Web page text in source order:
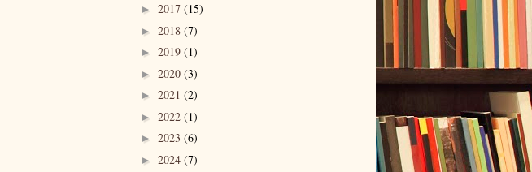
► 2017 (15)
► 2018 (7)
► 2019 (1)
► 2020 (3)
► 2021 (2)
► 2022 (1)
► 2023 (6)
► 2024 (7)